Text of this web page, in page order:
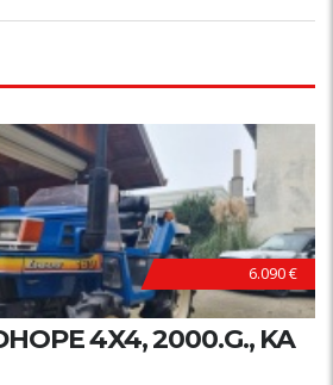
6.090 €
4X4, 2000.G., KA